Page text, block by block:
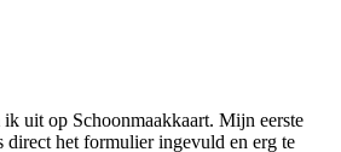
uit op Schoonmaakkaart. Mijn eerste
direct het formulier ingevuld en erg te